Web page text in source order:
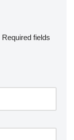
Required fields